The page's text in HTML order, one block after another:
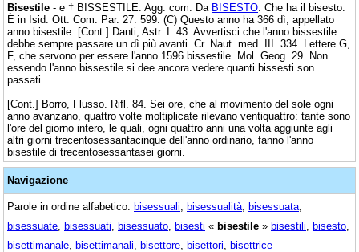
Bisestile - e † BISSESTILE. Agg. com. Da BISESTO . Che ha il bisesto.
È in Isid. Ott. Com. Par. 27. 599. (C) Questo anno ha 366 dì, appellato
anno bisestile. [Cont.] Danti, Astr. I. 43. Avvertisci che l'anno bissestile
debbe sempre passare un dì più avanti. Cr. Naut. med. III. 334. Lettere G,
F, che servono per essere l'anno 1596 bissestile. Mol. Geog. 29. Non
essendo l'anno bissestile si dee ancora vedere quanti bissesti son
passati.
[Cont.] Borro, Flusso. Rifl. 84. Sei ore, che al movimento del sole ogni
anno avanzano, quattro volte moltiplicate rilevano ventiquattro: tante sono
l'ore del giorno intero, le quali, ogni quattro anni una volta aggiunte agli
altri giorni trecentosessantacinque dell'anno ordinario, fanno l'anno
bisestile di trecentosessantasei giorni.
Navigazione
Parole in ordine alfabetico: bisessuali bisessualità bisessuata
bisessuate bisessuati bisessuato bisesti « bisestile » bisestili bisesto
bisettimanale bisettimanali bisettore bisettori bisettrice